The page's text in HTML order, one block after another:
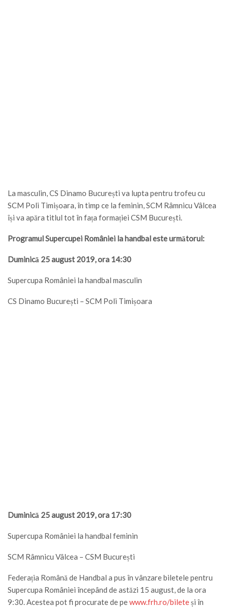
La masculin, CS Dinamo București va lupta pentru trofeu cu
SCM Poli Timișoara, în timp ce la feminin, SCM Râmnicu Vâlcea
își va apăra titlul tot în fața formației CSM București.
Programul Supercupei României la handbal este următorul:
Duminică 25 august 2019, ora 14:30
Supercupa României la handbal masculin
CS Dinamo București – SCM Poli Timișoara
Duminică 25 august 2019, ora 17:30
Supercupa României la handbal feminin
SCM Râmnicu Vâlcea – CSM București
Federația Română de Handbal a pus în vânzare biletele pentru
Supercupa României începând de astăzi 15 august, de la ora
9:30. Acestea pot fi procurate de pewww.frh.ro/bileteși în